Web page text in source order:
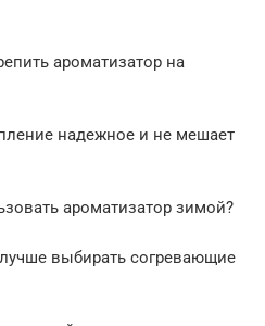
ароматизатор на
надежное и не мешает
ароматизатор зимой?
выбирать согревающие